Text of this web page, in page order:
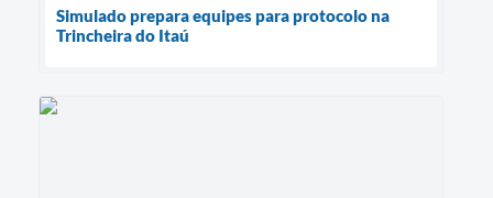
Simulado prepara equipes para protocolo na
Trincheira do Itaú